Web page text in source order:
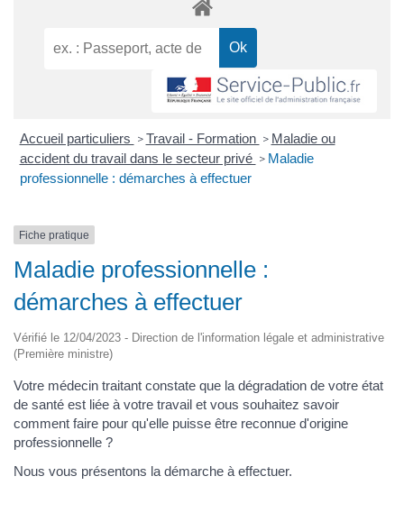
Accueil particuliers > Travail - Formation > Maladie ou
accident du travail dans le secteur privé > Maladie
professionnelle : démarches à effectuer
Fiche pratique
Maladie professionnelle :
démarches à effectuer
Vérifié le 12/04/2023 - Direction de l'information légale et administrative
(Première ministre)
Votre médecin traitant constate que la dégradation de votre état
de santé est liée à votre travail et vous souhaitez savoir
comment faire pour qu'elle puisse être reconnue d'origine
professionnelle ?
Nous vous présentons la démarche à effectuer.